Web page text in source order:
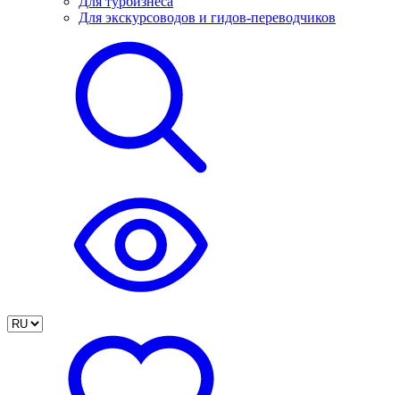
Для экскурсоводов и гидов-переводчиков